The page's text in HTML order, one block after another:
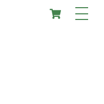
Cart